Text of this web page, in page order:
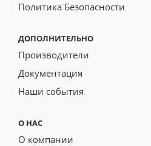
Политика Безопасности
ДОПОЛНИТЕЛЬНО
Производители
Документация
Наши события
О НАС
О компании